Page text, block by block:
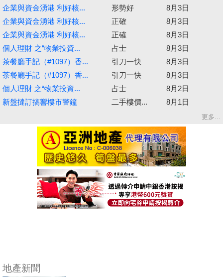
企業與資金湧港 利好核...
形勢好
8月3日
企業與資金湧港 利好核...
正確
8月3日
企業與資金湧港 利好核...
正確
8月3日
個人理財 之“物業投資...
占士
8月3日
茶餐廳手記（#1097）香...
引刀一快
8月3日
茶餐廳手記（#1097）香...
引刀一快
8月3日
個人理財 之“物業投資...
占士
8月2日
新盤撻訂搞響樓市警鐘
二手樓價... 8月1日
更多...
地產新聞